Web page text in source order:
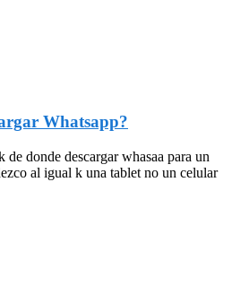
Whatsapp?
donde descargar whasaa para un
al igual k una tablet no un celular